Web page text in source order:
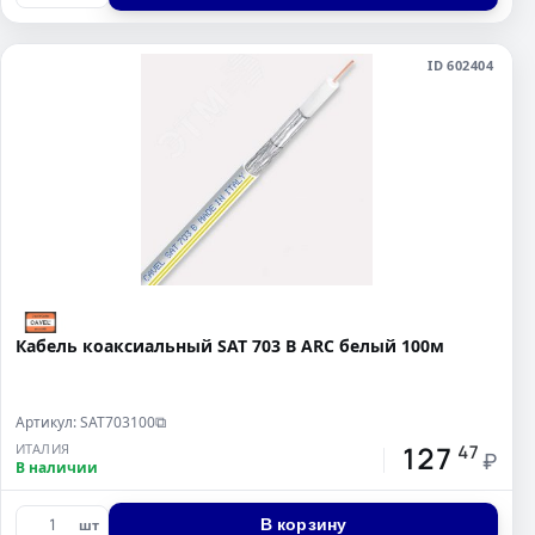
ID 602404
Кабель коаксиальный SAT 703 B ARC белый 100м
Артикул: SAT703100⧉
ИТАЛИЯ
В наличии 127 47 ₽
шт В корзину